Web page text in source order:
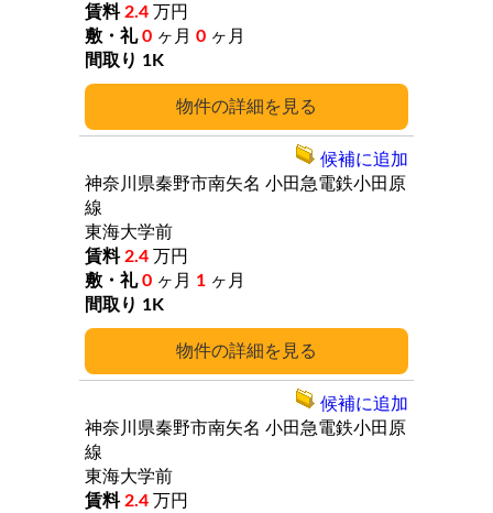
詳細
2.4 万円
0 ヶ月 0 ヶ月
1K
詳細
神奈川県秦野市南矢名 小田急電鉄小田原
線
東海大学前
2.4 万円
0 ヶ月 1 ヶ月
1K
候補に追加
神奈川県秦野市南矢名 小田急電鉄小田原
線
東海大学前
2.4 万円
候補に追加